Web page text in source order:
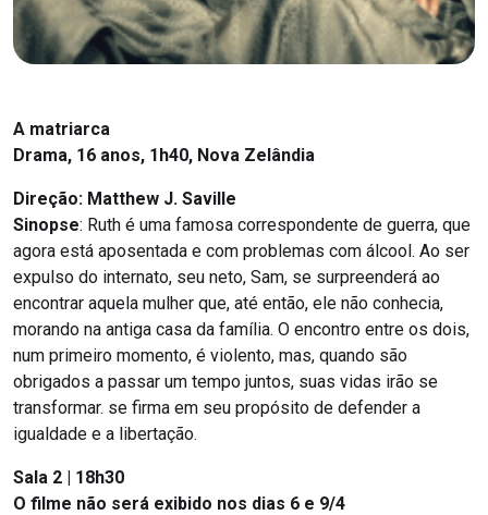
A matriarca
Drama, 16 anos, 1h40, Nova Zelândia
Direção: Matthew J. Saville
Sinopse: Ruth é uma famosa correspondente de guerra, que
agora está aposentada e com problemas com álcool. Ao ser
expulso do internato, seu neto, Sam, se surpreenderá ao
encontrar aquela mulher que, até então, ele não conhecia,
morando na antiga casa da família. O encontro entre os dois,
num primeiro momento, é violento, mas, quando são
obrigados a passar um tempo juntos, suas vidas irão se
transformar. se firma em seu propósito de defender a
igualdade e a libertação.
Sala 2 | 18h30
O filme não será exibido nos dias 6 e 9/4